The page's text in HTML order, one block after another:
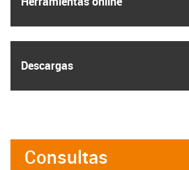
Descargas
Consultas